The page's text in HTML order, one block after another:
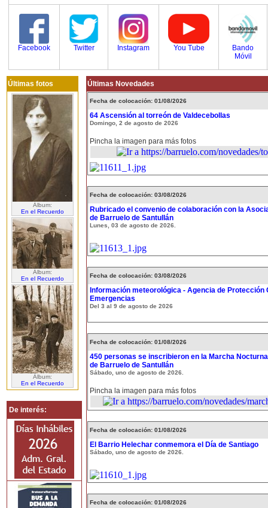
Facebook Twitter Instagram You Tube
Bando
Móvil
Últimas fotos
Álbum:
En el Recuerdo
Álbum:
En el Recuerdo
Álbum:
En el Recuerdo
De interés:
Últimas Novedades
Fecha de colocación: 01/08/2026
64 Ascensión al torreón de Valdecebollas
Domingo, 2 de agosto de 2026
Pincha la imagen para más fotos
Fecha de colocación: 03/08/2026
Rubricado el convenio de colaboración con la
de Barruelo de Santullán
Lunes, 03 de agosto de 2026.
Fecha de colocación: 03/08/2026
Información meteorológica - Agencia de Protección
Emergencias
Del 3 al 9 de agosto de 2026
Fecha de colocación: 01/08/2026
450 personas se inscribieron en la Marcha
de Barruelo de Santullán
Sábado, uno de agosto de 2026.
Pincha la imagen para más fotos
Fecha de colocación: 01/08/2026
El Barrio Helechar conmemora el Día de Santiago
Sábado, uno de agosto de 2026.
Fecha de colocación: 01/08/2026